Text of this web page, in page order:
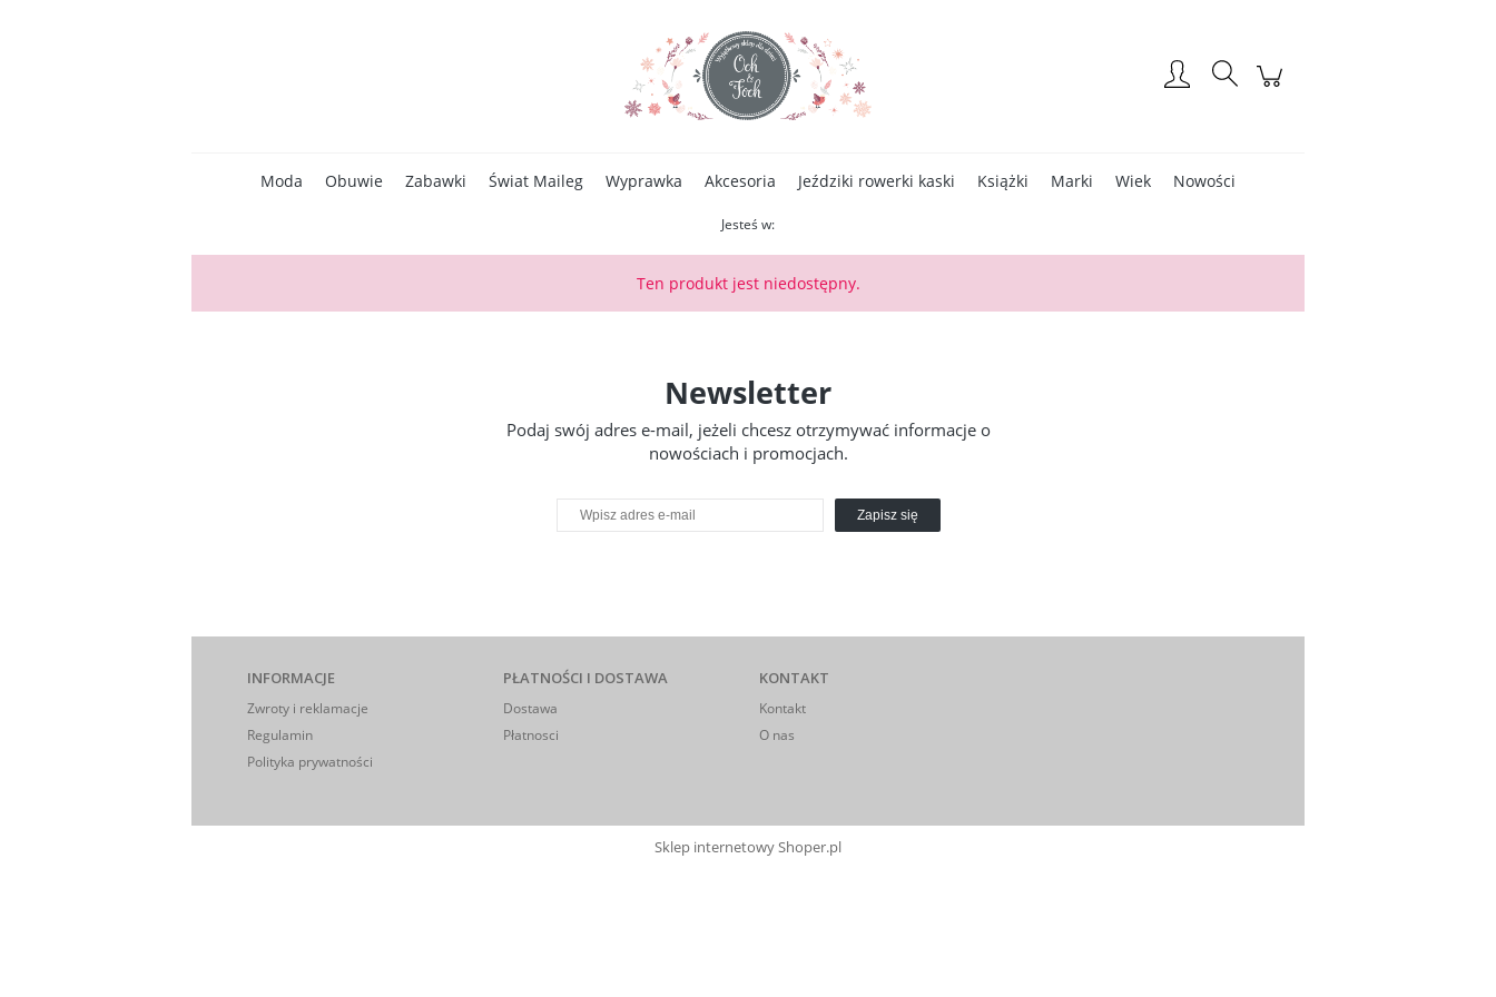
Moda Obuwie Zabawki Świat Maileg Wyprawka Akcesoria Jeździki rowerki kaski Książki Marki Wiek Nowości
Jesteś w:
Ten produkt jest niedostępny.
Newsletter
Podaj swój adres e-mail, jeżeli chcesz otrzymywać informacje o
nowościach i promocjach.
Zapisz się
INFORMACJE
Zwroty i reklamacje
Regulamin
Polityka prywatności
PŁATNOŚCI I DOSTAWA
Dostawa
Płatnosci
KONTAKT
Kontakt
O nas
Sklep internetowy Shoper.pl